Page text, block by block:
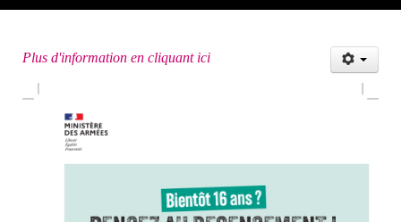
Plus d'information en cliquant ici